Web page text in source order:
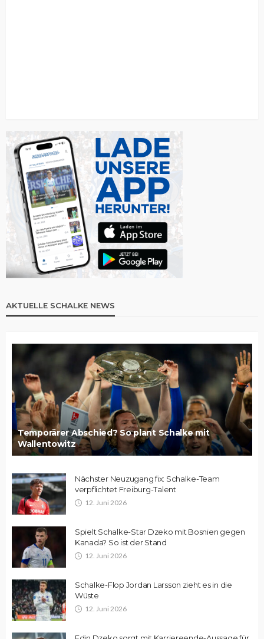
AKTUELLE SCHALKE NEWS
Temporärer Abschied? So plant Schalke mit
Wallentowitz
Nächster Neuzugang fix: Schalke-Team
verpflichtet Freiburg-Talent
12. Juni 2026
Spielt Schalke-Star Dzeko mit Bosnien gegen
Kanada? So ist der Stand
12. Juni 2026
Schalke-Flop Jordan Larsson zieht es in die
Wüste
12. Juni 2026